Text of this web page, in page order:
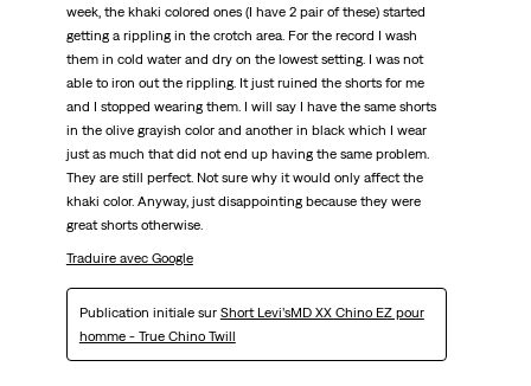
week, the khaki colored ones (I have 2 pair of these) started
getting a rippling in the crotch area. For the record I wash
them in cold water and dry on the lowest setting. I was not
able to iron out the rippling. It just ruined the shorts for me
and I stopped wearing them. I will say I have the same shorts
in the olive grayish color and another in black which I wear
just as much that did not end up having the same problem.
They are still perfect. Not sure why it would only affect the
khaki color. Anyway, just disappointing because they were
great shorts otherwise.
Traduire avec Google
Publication initiale sur Short Levi’sMD XX Chino EZ pour
homme - True Chino Twill